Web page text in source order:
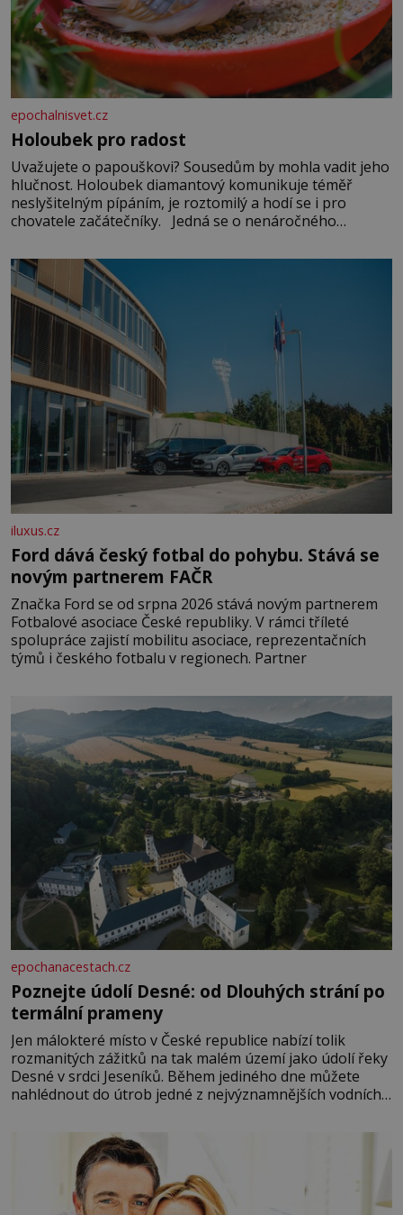
epochalnisvet.cz
Holoubek pro radost
Uvažujete o papouškovi? Sousedům by mohla vadit jeho
hlučnost. Holoubek diamantový komunikuje téměř
neslyšitelným pípáním, je roztomilý a hodí se i pro
chovatele začátečníky. Jedná se o nenáročného
času tráví na zemi, kde sbírá zbytky semínek Jeho
domovinou je prakticky celá Austrálie s výjimkou
pobřežní oblasti.
iluxus.cz
Ford dává český fotbal do pohybu. Stává se
novým partnerem FAČR
Značka Ford se od srpna 2026 stává novým partnerem
Fotbalové asociace České republiky. V rámci tříleté
spolupráce zajistí mobilitu asociace, reprezentačních
týmů i českého fotbalu v regionech. Partner
epochanacestach.cz
Poznejte údolí Desné: od Dlouhých strání po
termální prameny
Jen málokteré místo v České republice nabízí tolik
rozmanitých zážitků na tak malém území jako údolí řeky
Desné v srdci Jeseníků. Během jediného dne můžete
nahlédnout do útrob jedné z nejvýznamnějších vodních
se na koloběžce a den zakončit poznáváním památek ve
Velkých Losinách nebo v termálním